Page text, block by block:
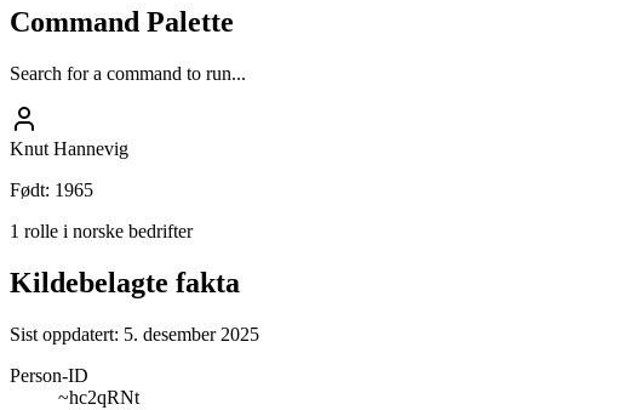
Command Palette
Search for a command to run...
Knut Hannevig
Født: 1965
1 rolle i norske bedrifter
Kildebelagte fakta
Sist oppdatert: 5. desember 2025
Person-ID
~hc2qRNt